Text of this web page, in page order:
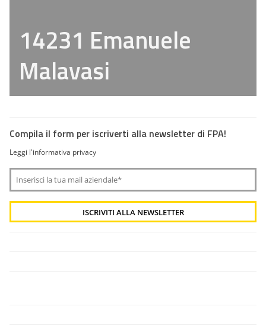
14231 Emanuele
Malavasi
Compila il form per iscriverti alla newsletter di FPA!
Leggi l'informativa privacy